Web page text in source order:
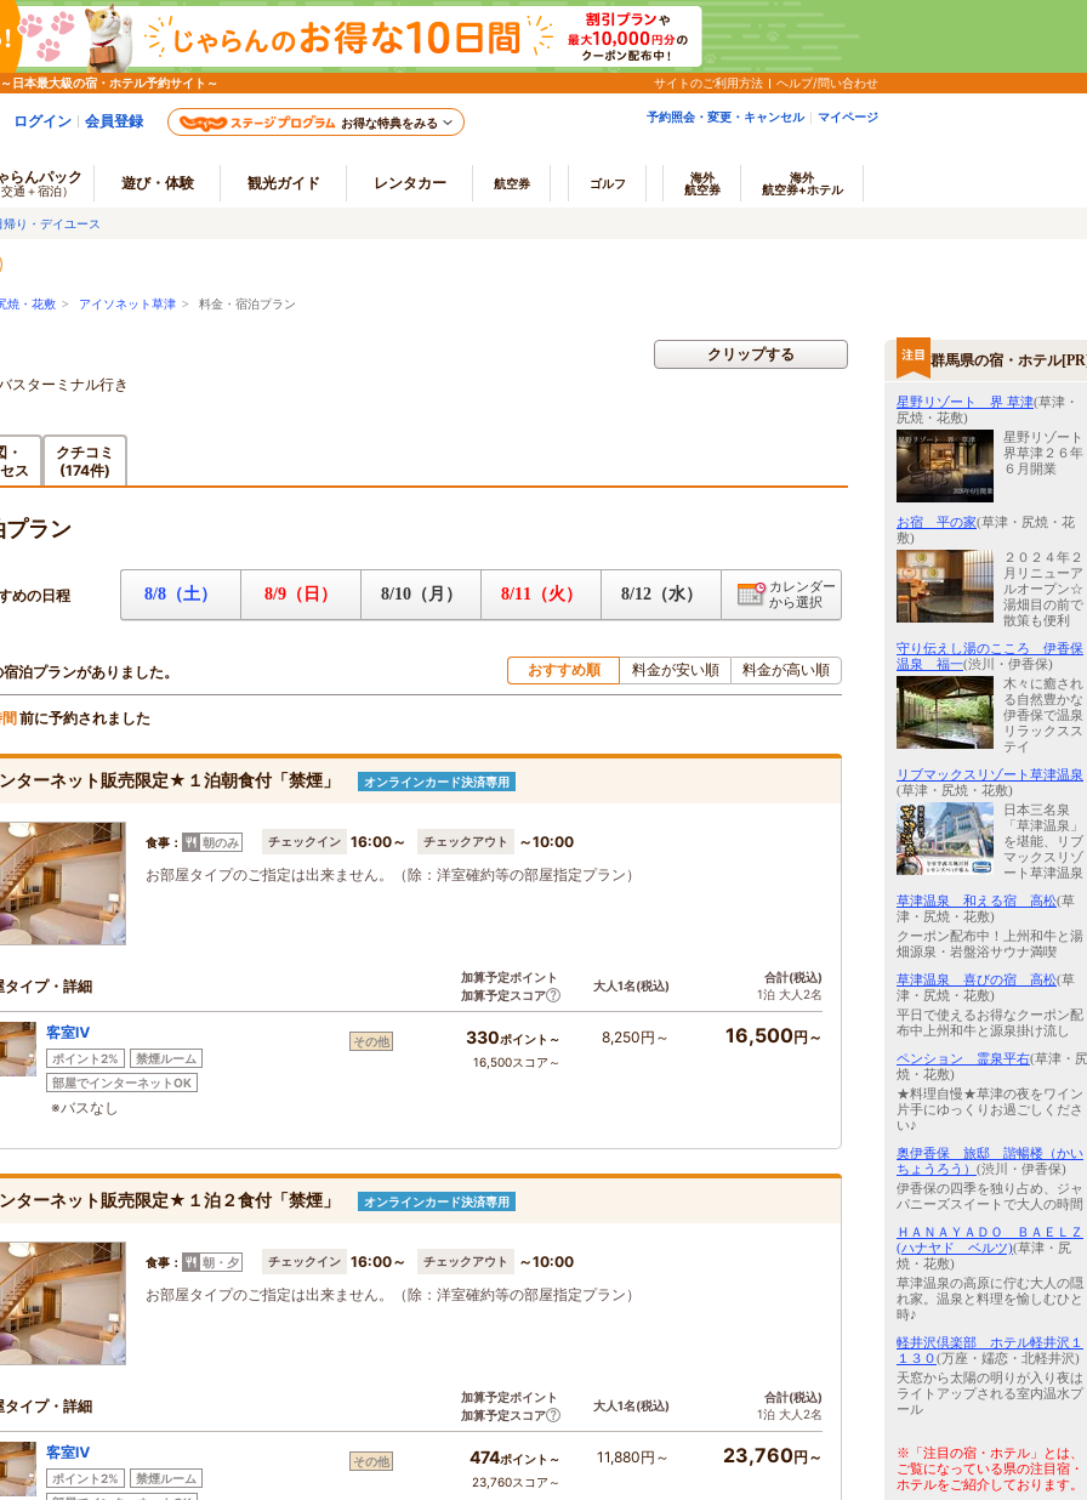
日本最大級の宿・ホテル予約サイト～ サイトのご利用方法 ヘルプ/問い合わせ
ログイン 会員登録 お得な特典をみる 予約照会・変更・キャンセル マイページ
らんパック
通＋宿泊） 遊び・体験 観光ガイド レンタカー 航空券 ゴルフ
海外
航空券
海外
航空券+ホテル
帰り・デイユース
焼・花敷 > アイソネット草津 > 料金・宿泊プラン
スターミナル行き
クリップする
・
ス
クチコミ
(174件)
プラン
めの日程 8/8（土） 8/9（日） 8/10（月） 8/11（火） 8/12（水）
カレンダー
から選択
泊プランがありました。 おすすめ順 料金が安い順 料金が高い順
前に予約されました
ターネット販売限定★１泊朝食付「禁煙」 オンラインカード決済専用
食事： 朝のみ チェックイン 16:00～ チェックアウト
～10:00
お部屋タイプのご指定は出来ません。（除：洋室確約等の部屋指定プラン）
タイプ・詳細
加算予定ポイント
加算予定スコア
大人1名(税込)
合計(税込)
1泊 大人2名
客室Ⅳ
ポイント2%
禁煙ルーム
部屋でインターネットOK
※バスなし
その他 330ポイント～
16,500スコア～
8,250円～ 16,500円～
ターネット販売限定★１泊２食付「禁煙」 オンラインカード決済専用
食事： 朝・夕 チェックイン 16:00～ チェックアウト
～10:00
お部屋タイプのご指定は出来ません。（除：洋室確約等の部屋指定プラン）
タイプ・詳細
加算予定ポイント
加算予定スコア
大人1名(税込)
合計(税込)
1泊 大人2名
客室Ⅳ
ポイント2%
禁煙ルーム
その他 474ポイント～
23,760スコア～
11,880円～ 23,760円～
群馬県の宿・ホテル
星野リゾート 界 草津(草津・
尻焼・花敷)
星野リゾート
界草津２６年
６月開業
お宿 平の家(草津・尻焼・花
敷)
２０２４年２
月リニューア
ルオープン☆
湯畑目の前で
散策も便利
守り伝えし湯のこころ 伊香保
温泉 福一(渋川・伊香保)
木々に癒され
る自然豊かな
伊香保で温泉
リラックスス
テイ
リブマックスリゾート草津温泉
(草津・尻焼・花敷)
日本三名泉
「草津温泉」
を堪能、リブ
マックスリゾ
ート草津温泉
草津温泉 和える宿 高松(草
津・尻焼・花敷)
クーポン配布中！上州和牛と湯
畑源泉・岩盤浴サウナ満喫
草津温泉 喜びの宿 高松(草
津・尻焼・花敷)
平日で使えるお得なクーポン配
布中上州和牛と源泉掛け流し
ペンション 霊泉平右(草津・尻
焼・花敷)
★料理自慢★草津の夜をワイン
片手にゆっくりお過ごしくださ
い♪
奥伊香保 旅邸 諧暢楼（かい
ちょうろう） (渋川・伊香保)
伊香保の四季を独り占め、ジャ
パニーズスイートで大人の時間
ＨＡＮＡＹＡＤＯ ＢＡＥＬＺ
(ハナヤド ベルツ)(草津・尻
焼・花敷)
草津温泉の高原に佇む大人の隠
れ家。温泉と料理を愉しむひと
時♪
軽井沢倶楽部 ホテル軽井沢１
１３０(万座・嬬恋・北軽井沢)
天窓から太陽の明りが入り夜は
ライトアップされる室内温水プ
ール
※「注目の宿・ホテル」とは、
ご覧になっている県の注目宿・
ホテルをご紹介しております。